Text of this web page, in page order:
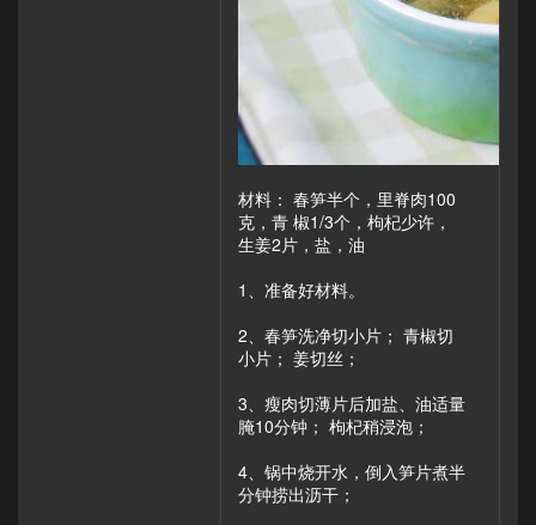
材料： 春笋半个，里脊肉100
克，青 椒1/3个，枸杞少许，
生姜2片，盐，油
1、准备好材料。
2、春笋洗净切小片； 青椒切
小片； 姜切丝；
3、瘦肉切薄片后加盐、油适量
腌10分钟； 枸杞稍浸泡；
4、锅中烧开水，倒入笋片煮半
分钟捞出沥干；